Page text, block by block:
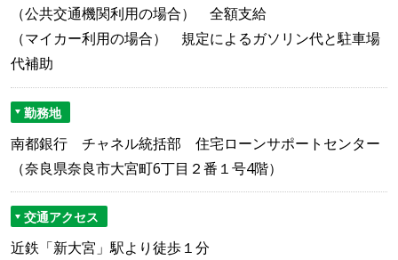
（公共交通機関利用の場合） 全額支給
（マイカー利用の場合） 規定によるガソリン代と駐車場
代補助
勤務地
南都銀行 チャネル統括部 住宅ローンサポートセンター
（奈良県奈良市大宮町6丁目２番１号4階）
交通アクセス
近鉄「新大宮」駅より徒歩１分